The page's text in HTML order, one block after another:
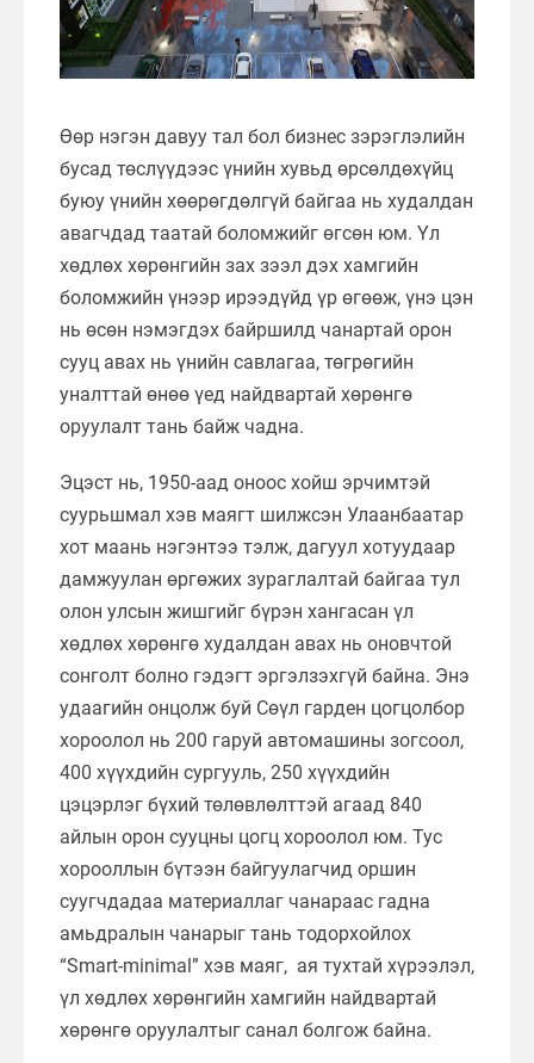
Өөр нэгэн давуу тал бол бизнес зэрэглэлийн
бусад төслүүдээс үнийн хувьд өрсөлдөхүйц
буюу үнийн хөөрөгдөлгүй байгаа нь худалдан
авагчдад таатай боломжийг өгсөн юм. Үл
хөдлөх хөрөнгийн зах зээл дэх хамгийн
боломжийн үнээр ирээдүйд үр өгөөж, үнэ цэн
нь өсөн нэмэгдэх байршилд чанартай орон
сууц авах нь үнийн савлагаа, төгрөгийн
уналттай өнөө үед найдвартай хөрөнгө
оруулалт тань байж чадна.
Эцэст нь, 1950-аад оноос хойш эрчимтэй
суурьшмал хэв маягт шилжсэн Улаанбаатар
хот маань нэгэнтээ тэлж, дагуул хотуудаар
дамжуулан өргөжих зураглалтай байгаа тул
олон улсын жишгийг бүрэн хангасан үл
хөдлөх хөрөнгө худалдан авах нь оновчтой
сонголт болно гэдэгт эргэлзэхгүй байна. Энэ
удаагийн онцолж буй Сөүл гарден цогцолбор
хороолол нь 200 гаруй автомашины зогсоол,
400 хүүхдийн сургууль, 250 хүүхдийн
цэцэрлэг бүхий төлөвлөлттэй агаад 840
айлын орон сууцны цогц хороолол юм. Тус
хорооллын бүтээн байгуулагчид оршин
суугчдадаа материаллаг чанараас гадна
амьдралын чанарыг тань тодорхойлох
“Smart-minimal” хэв маяг, ая тухтай хүрээлэл,
үл хөдлөх хөрөнгийн хамгийн найдвартай
хөрөнгө оруулалтыг санал болгож байна.